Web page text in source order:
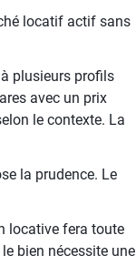
locatif actif sans
plusieurs profils
avec un prix
le contexte. La
la prudence. Le
locative fera toute
bien nécessite une